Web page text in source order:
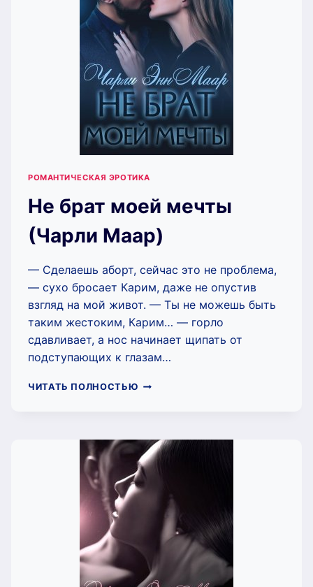
РОМАНТИЧЕСКАЯ ЭРОТИКА
Не брат моей мечты
(Чарли Маар)
— Сделаешь аборт, сейчас это не проблема,
— сухо бросает Карим, даже не опустив
взгляд на мой живот. — Ты не можешь быть
таким жестоким, Карим… — горло
сдавливает, а нос начинает щипать от
подступающих к глазам…
ЧИТАТЬ ПОЛНОСТЬЮ НЕ
(ЧАРЛИ
МААР)